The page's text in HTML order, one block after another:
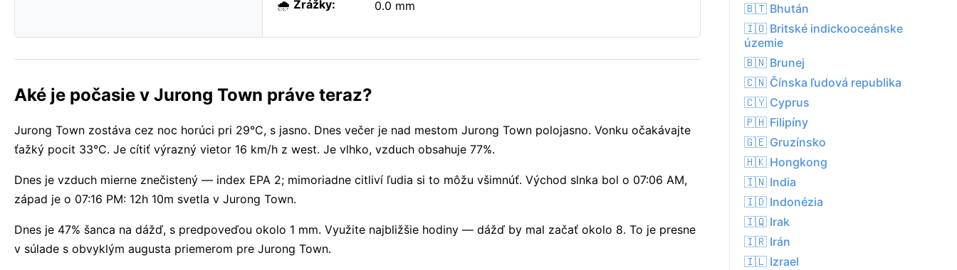
🌧️ Zrážky: 0.0 mm
Aké je počasie v Jurong Town práve teraz?
Jurong Town zostáva cez noc horúci pri 29°C, s jasno. Dnes večer je nad mestom Jurong Town polojasno. Vonku očakávajte
ťažký pocit 33°C. Je cítiť výrazný vietor 16 km/h z west. Je vlhko, vzduch obsahuje 77%.
Dnes je vzduch mierne znečistený — index EPA 2; mimoriadne citliví ľudia si to môžu všimnúť. Východ slnka bol o 07:06 AM,
západ je o 07:16 PM: 12h 10m svetla v Jurong Town.
Dnes je 47% šanca na dážď, s predpoveďou okolo 1 mm. Využite najbližšie hodiny — dážď by mal začať okolo 8. To je presne
v súlade s obvyklým augusta priemerom pre Jurong Town.
🇧🇹 Bhután
🇮🇴 Britské indickooceánske
územie
🇧🇳 Brunej
🇨🇳 Čínska ľudová republika
🇨🇾 Cyprus
🇵🇭 Filipíny
🇬🇪 Gruzínsko
🇭🇰 Hongkong
🇮🇳 India
🇮🇩 Indonézia
🇮🇶 Irak
🇮🇷 Irán
🇮🇱 Izrael